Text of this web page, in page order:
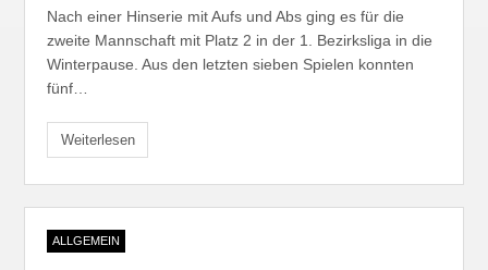
Nach einer Hinserie mit Aufs und Abs ging es für die
zweite Mannschaft mit Platz 2 in der 1. Bezirksliga in die
Winterpause. Aus den letzten sieben Spielen konnten
fünf…
Weiterlesen
ALLGEMEIN